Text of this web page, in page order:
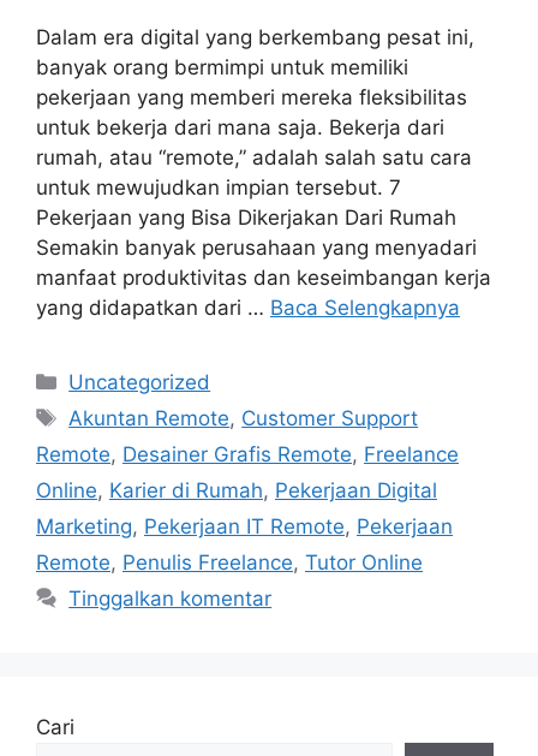
Dalam era digital yang berkembang pesat ini,
banyak orang bermimpi untuk memiliki
pekerjaan yang memberi mereka fleksibilitas
untuk bekerja dari mana saja. Bekerja dari
rumah, atau “remote,” adalah salah satu cara
untuk mewujudkan impian tersebut. 7
Pekerjaan yang Bisa Dikerjakan Dari Rumah
Semakin banyak perusahaan yang menyadari
manfaat produktivitas dan keseimbangan kerja
yang didapatkan dari … Baca Selengkapnya
Kategori
Uncategorized
Tag
Akuntan Remote, Customer Support
Remote, Desainer Grafis Remote, Freelance
Online, Karier di Rumah, Pekerjaan Digital
Marketing, Pekerjaan IT Remote, Pekerjaan
Remote, Penulis Freelance, Tutor Online
Tinggalkan komentar
Cari